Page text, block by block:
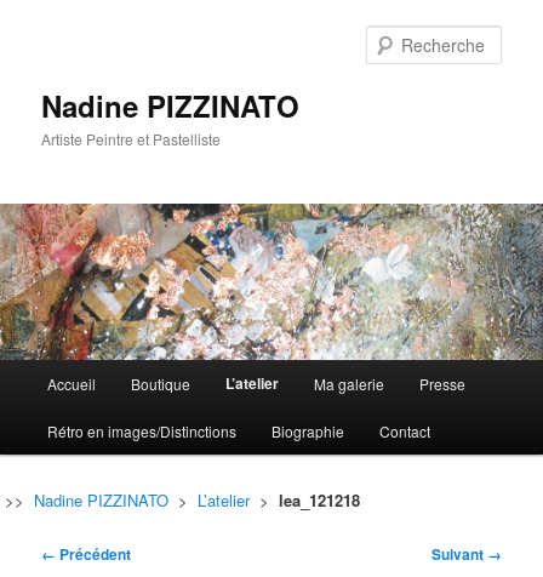
Nadine PIZZINATO
Artiste Peintre et Pastelliste
principal
Aller
au
contenu
principal
Aller
au
contenu
secondaire
Accueil Boutique L’atelier Ma galerie Presse
Rétro en images/Distinctions Biographie Contact
>> Nadine PIZZINATO > L’atelier> lea_121218
Navigation
← Précédent Suivant →